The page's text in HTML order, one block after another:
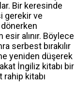
Bir keresinde
gerekir ve
dönerken
esir alınır. Böylece
serbest bırakılır
yeniden düşerek
İngiliz kitabı bir
rahip kitabı